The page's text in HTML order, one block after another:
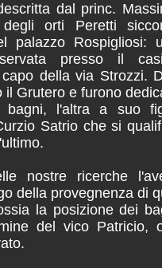
dal princ.
orti Peretti
palazzo Rospigliosi:
presso il
della via Strozzi.
Grutero e furono
bagni, l'altra a suo
Satrio che si
nostre ricerche
della provegnenza di
la posizione dei
del vico Patricio,